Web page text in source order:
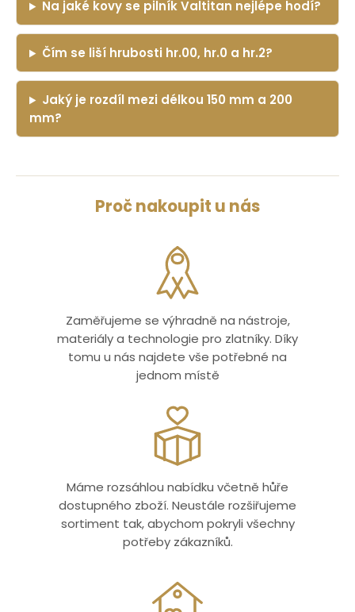
Na jaké kovy se pilník Valtitan nejlépe hodí?
Čím se liší hrubosti hr.00, hr.0 a hr.2?
Jaký je rozdíl mezi délkou 150 mm a 200
mm?
Proč nakoupit u nás
Zaměřujeme se výhradně na nástroje,
materiály a technologie pro zlatníky. Díky
tomu u nás najdete vše potřebné na
jednom místě
Máme rozsáhlou nabídku včetně hůře
dostupného zboží. Neustále rozšiřujeme
sortiment tak, abychom pokryli všechny
potřeby zákazníků.